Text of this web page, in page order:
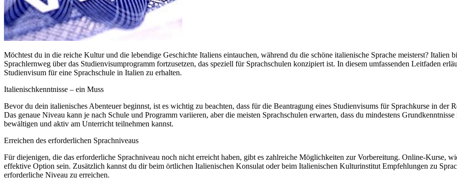
Möchtest du in die reiche Kultur und die lebendige Geschichte Italiens eintauchen, während du die schöne italienische Sprache meisterst? Italien
Sprachlernweg über das Studienvisumprogramm fortzusetzen, das speziell für Sprachschulen konzipiert ist. In diesem umfassenden Leitfaden
Studienvisum für eine Sprachschule in Italien zu erhalten.
Italienischkenntnisse – ein Muss
Bevor du dein italienisches Abenteuer beginnst, ist es wichtig zu beachten, dass für die Beantragung eines Studienvisums für Sprachkurse in der
Das genaue Niveau kann je nach Schule und Programm variieren, aber die meisten Sprachschulen erwarten, dass du mindestens
bewältigen und aktiv am Unterricht teilnehmen kannst.
Erreichen des erforderlichen Sprachniveaus
Für diejenigen, die das erforderliche Sprachniveau noch nicht erreicht haben, gibt es zahlreiche Möglichkeiten zur Vorbereitung. Online-Kurse,
effektive Option sein. Zusätzlich kannst du dir beim örtlichen Italienischen Konsulat oder beim Italienischen Kulturinstitut Empfehlungen zu
erforderliche Niveau zu erreichen.